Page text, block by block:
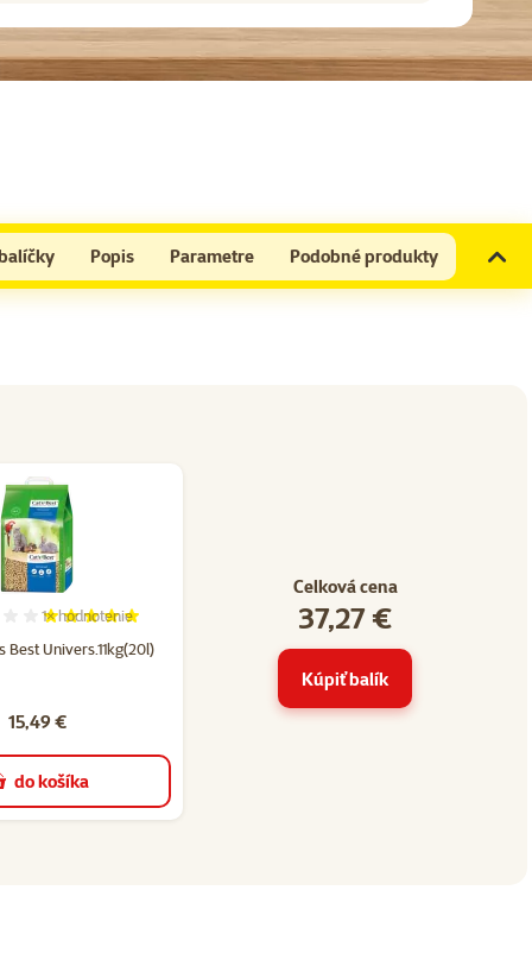
Popis Parametre Podobné produkty
Best Univers.11kg(20l)
Hodnotenie 100%, počet hodnotení: 1
1×hodnotenie
15,49 €
do košíka
Celková cena
37,27 €
Kúpiť balík